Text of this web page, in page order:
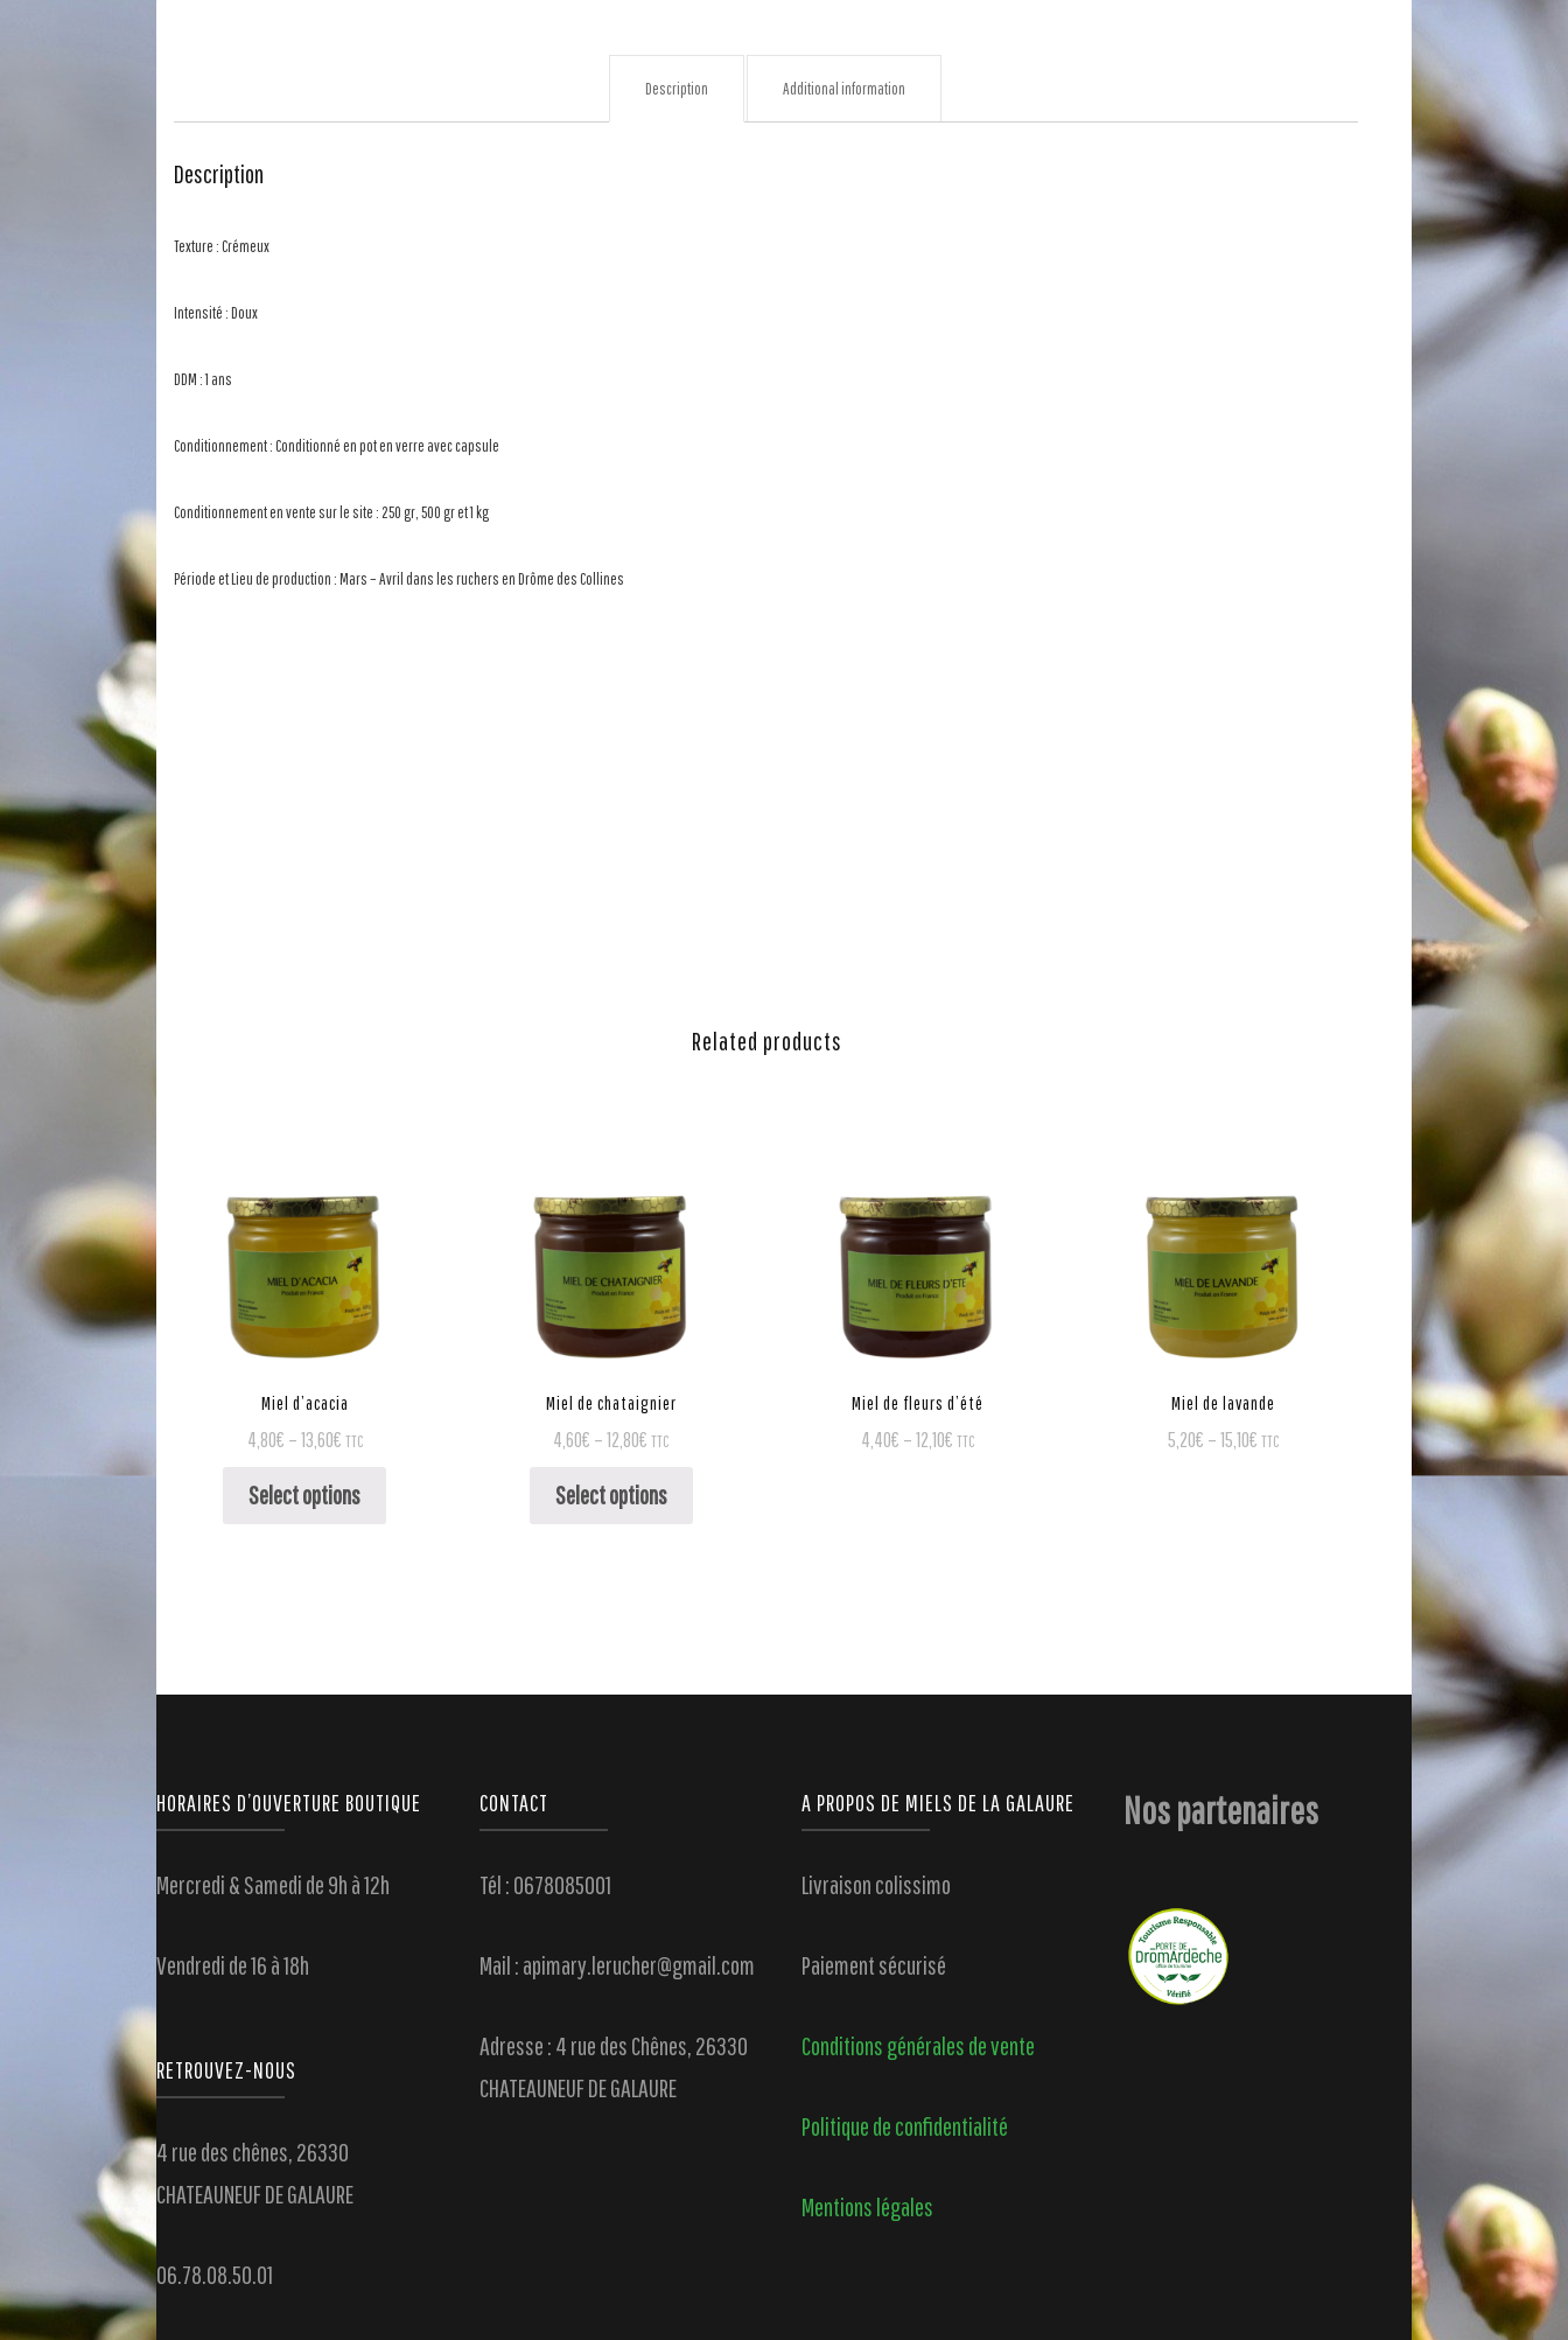
Description Additional information
Description
Texture : Crémeux
Intensité : Doux
DDM : 1 ans
Conditionnement : Conditionné en pot en verre avec capsule
Conditionnement en vente sur le site : 250 gr, 500 gr et 1 kg
Période et Lieu de production : Mars – Avril dans les ruchers en Drôme des Collines
Related products
Miel d’acacia
4,80€ –13,60€ TTC
Select options
Miel de chataignier
4,60€ –12,80€ TTC
Select options
Miel de fleurs d’été
4,40€ –12,10€ TTC
Miel de lavande
5,20€ –15,10€ TTC
HORAIRES D’OUVERTURE BOUTIQUE
Mercredi & Samedi de 9h à 12h
Vendredi de 16 à 18h
RETROUVEZ-NOUS
4 rue des chênes, 26330
CHATEAUNEUF DE GALAURE
06.78.08.50.01
CONTACT
Tél : 0678085001
Mail : apimary.lerucher@gmail.com
Adresse : 4 rue des Chênes, 26330
CHATEAUNEUF DE GALAURE
A PROPOS DE MIELS DE LA GALAURE
Livraison colissimo
Paiement sécurisé
Conditions générales de vente
Politique de confidentialité
Mentions légales
Nos partenaires